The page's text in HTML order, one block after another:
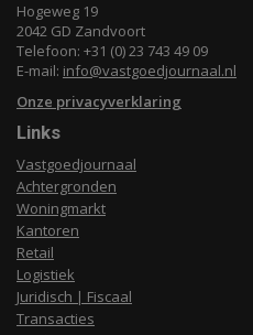
Hogeweg 19
2042 GD Zandvoort
Telefoon: +31 (0) 23 743 49 09
E-mail: info@vastgoedjournaal.nl
Onze privacyverklaring
Links
Vastgoedjournaal
Achtergronden
Woningmarkt
Kantoren
Retail
Logistiek
Juridisch | Fiscaal
Transacties